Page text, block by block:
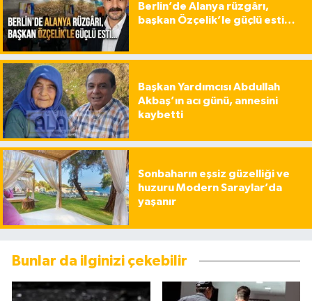
Berlin’de Alanya rüzgârı,
başkan Özçelik’le güçlü esti…
Başkan Yardımcısı Abdullah
Akbaş’ın acı günü, annesini
kaybetti
Sonbaharın eşsiz güzelliği ve
huzuru Modern Saraylar’da
yaşanır
Bunlar da ilginizi çekebilir